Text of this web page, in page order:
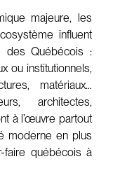
majeure, les
influent
des Québécois :
ou institutionnels,
matériaux…
architectes,
à l’œuvre partout
moderne en plus
faire québécois à